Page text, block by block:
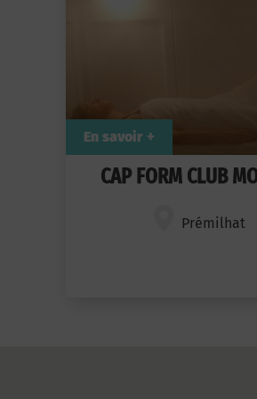
CAP FORM CLUB
Prémilhat
En savoir +